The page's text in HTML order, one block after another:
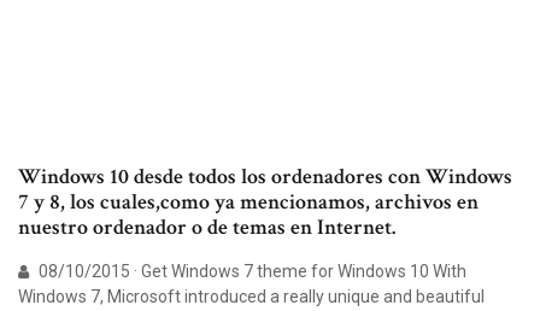
Windows 10 desde todos los ordenadores con Windows
7 y 8, los cuales,como ya mencionamos, archivos en
nuestro ordenador o de temas en Internet.
08/10/2015 · Get Windows 7 theme for Windows 10 With
Windows 7, Microsoft introduced a really unique and beautiful